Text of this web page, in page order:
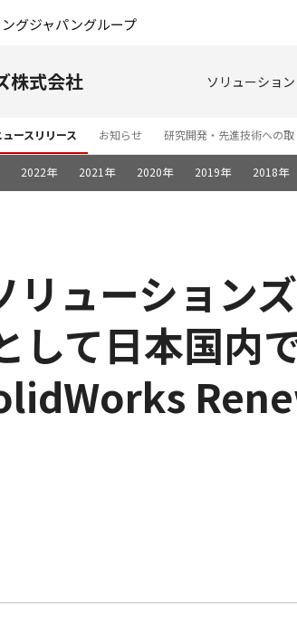
グジャパングループ
株式会社 ソリューショ
ュースリリース お知らせ 研究開発・先進技術への取
2022年 2021年 2020年 2019年 2018年
リューション
して日本国内